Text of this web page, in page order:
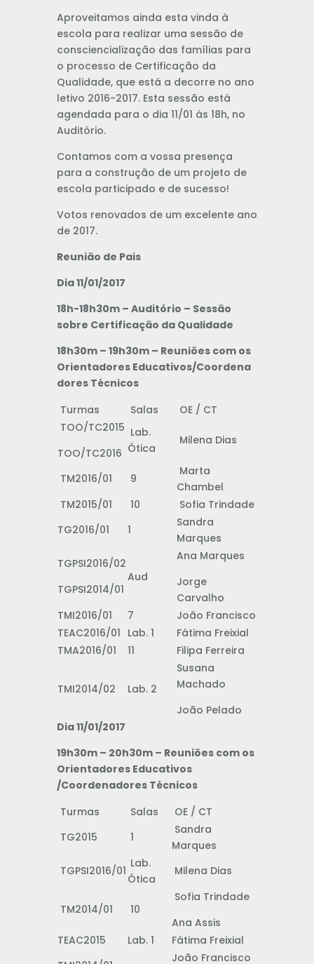
Aproveitamos ainda esta vinda à
escola para realizar uma sessão de
consciencialização das famílias para
o processo de Certificação da
Qualidade, que está a decorre no ano
letivo 2016-2017. Esta sessão está
agendada para o dia 11/01 às 18h, no
Auditório.
Contamos com a vossa presença
para a construção de um projeto de
escola participado e de sucesso!
Votos renovados de um excelente ano
de 2017.
Reunião de Pais
Dia 11/01/2017
18h-18h30m – Auditório – Sessão
sobre Certificação da Qualidade
18h30m – 19h30m – Reuniões com os
Orientadores Educativos/Coordena
dores Técnicos
Turmas
Salas
OE / CT
TOO/TC2015
TOO/TC2016
Lab.
Ótica
Milena Dias
TM2016/01 9
Marta
Chambel
TM2015/01
10
Sofia Trindade
TG2016/01
1
Sandra
Marques
TGPSI2016/02
TGPSI2014/01
Aud
Ana Marques
Jorge
Carvalho
TMI2016/01
7
João Francisco
TEAC2016/01 Lab. 1
Fátima Freixial
TMA2016/01
11 Filipa Ferreira
TMI2014/02 Lab. 2
Susana
Machado
João Pelado
Dia 11/01/2017
19h30m – 20h30m – Reuniões com os
Orientadores Educativos
/Coordenadores Técnicos
Turmas
Salas
OE / CT
TG2015
1
Sandra
Marques
TGPSI2016/01
Lab.
Ótica
Milena Dias
TM2014/01 10
Sofia Trindade
Ana Assis
TEAC2015
Lab. 1
Fátima Freixial
João Francisco